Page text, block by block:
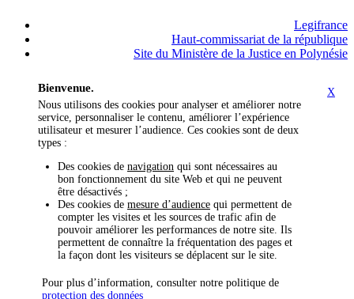
Legifrance
Haut-commissariat de la république
Site du Ministère de la Justice en Polynésie
X
Bienvenue.
Nous utilisons des cookies pour analyser et améliorer notre
service, personnaliser le contenu, améliorer l’expérience
utilisateur et mesurer l’audience. Ces cookies sont de deux
types :
Des cookies de navigation qui sont nécessaires au
bon fonctionnement du site Web et qui ne peuvent
être désactivés ;
Des cookies de mesure d’audience qui permettent de
compter les visites et les sources de trafic afin de
pouvoir améliorer les performances de notre site. Ils
permettent de connaître la fréquentation des pages et
la façon dont les visiteurs se déplacent sur le site.
Pour plus d’information, consulter notre politique de
protection des données